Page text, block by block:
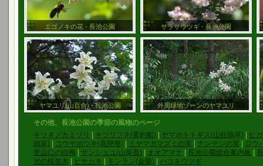
エゴノキの花 - 長池公園 サラサウツギ - 長池公園
ヤマユリ(山百合) - 長池公園 外周緑地ゾーンのヤマユリ
その他、長池公園の季節の風物のページ
キツネノカミソリ
キツリフネ(黄釣船) ヤマホトトギス(山杜鵑草)
ヒ
鵑草)
コウヤボウキ(高野箒) ミヤマガマズミの実 ナンテンの実
ロウ
里山口の白梅
サンシュユ(山茱萸) オオアマナ 長池公園総合案内板
光の桜並木
ヒサカキ キンラン(金蘭)
ハコネウツギ